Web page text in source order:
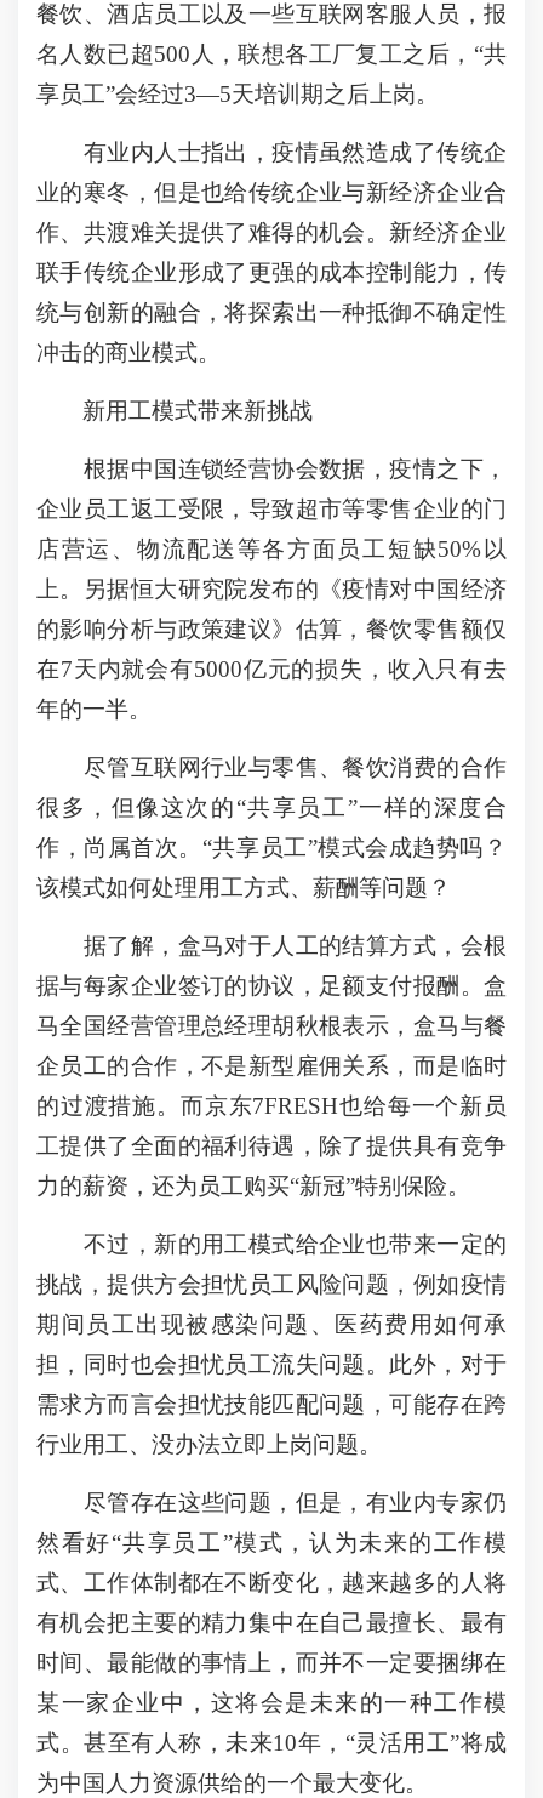
餐饮、酒店员工以及一些互联网客服人员，报
名人数已超500人，联想各工厂复工之后，“共
享员工”会经过3―5天培训期之后上岗。
有业内人士指出，疫情虽然造成了传统企
业的寒冬，但是也给传统企业与新经济企业合
作、共渡难关提供了难得的机会。新经济企业
联手传统企业形成了更强的成本控制能力，传
统与创新的融合，将探索出一种抵御不确定性
冲击的商业模式。
新用工模式带来新挑战
根据中国连锁经营协会数据，疫情之下，
企业员工返工受限，导致超市等零售企业的门
店营运、物流配送等各方面员工短缺50%以
上。另据恒大研究院发布的《疫情对中国经济
的影响分析与政策建议》估算，餐饮零售额仅
在7天内就会有5000亿元的损失，收入只有去
年的一半。
尽管互联网行业与零售、餐饮消费的合作
很多，但像这次的“共享员工”一样的深度合
作，尚属首次。“共享员工”模式会成趋势吗？
该模式如何处理用工方式、薪酬等问题？
据了解，盒马对于人工的结算方式，会根
据与每家企业签订的协议，足额支付报酬。盒
马全国经营管理总经理胡秋根表示，盒马与餐
企员工的合作，不是新型雇佣关系，而是临时
的过渡措施。而京东7FRESH也给每一个新员
工提供了全面的福利待遇，除了提供具有竞争
力的薪资，还为员工购买“新冠”特别保险。
不过，新的用工模式给企业也带来一定的
挑战，提供方会担忧员工风险问题，例如疫情
期间员工出现被感染问题、医药费用如何承
担，同时也会担忧员工流失问题。此外，对于
需求方而言会担忧技能匹配问题，可能存在跨
行业用工、没办法立即上岗问题。
尽管存在这些问题，但是，有业内专家仍
然看好“共享员工”模式，认为未来的工作模
式、工作体制都在不断变化，越来越多的人将
有机会把主要的精力集中在自己最擅长、最有
时间、最能做的事情上，而并不一定要捆绑在
某一家企业中，这将会是未来的一种工作模
式。甚至有人称，未来10年，“灵活用工”将成
为中国人力资源供给的一个最大变化。